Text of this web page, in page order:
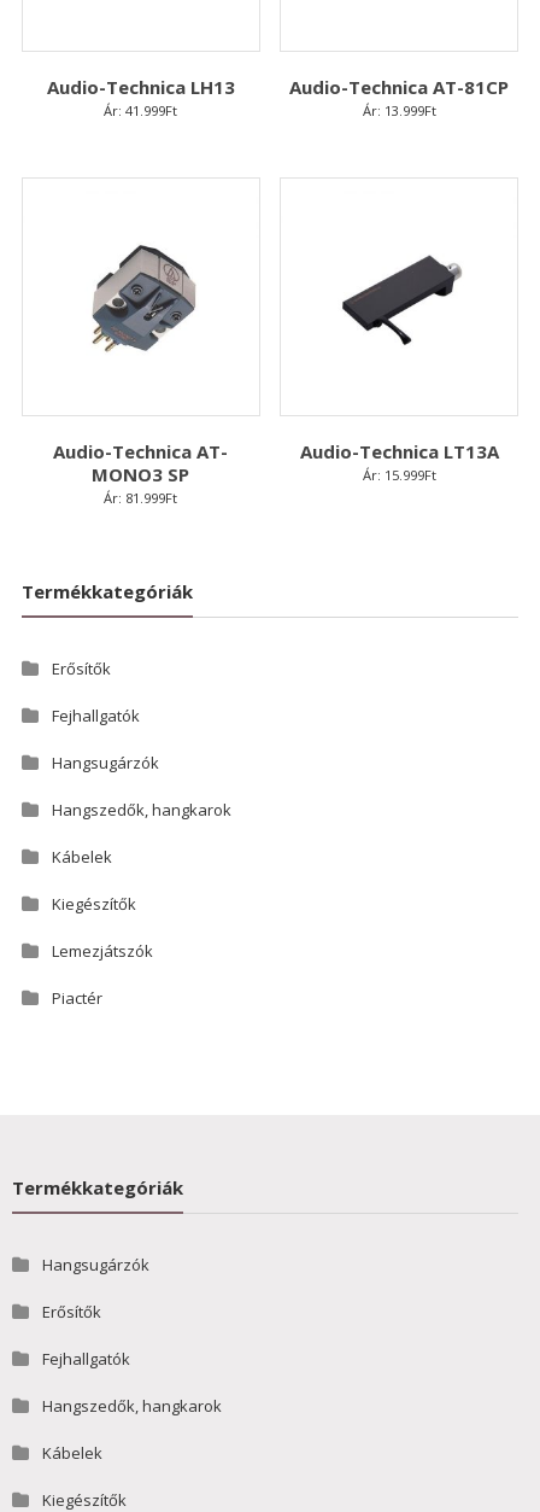
Audio-Technica LH13
Ár: 41.999Ft
Audio-Technica AT-81CP
Ár: 13.999Ft
Audio-Technica AT-
MONO3 SP
Ár: 81.999Ft
Audio-Technica LT13A
Ár: 15.999Ft
Termékkategóriák
Erősítők
Fejhallgatók
Hangsugárzók
Hangszedők, hangkarok
Kábelek
Kiegészítők
Lemezjátszók
Piactér
Termékkategóriák
Hangsugárzók
Erősítők
Fejhallgatók
Hangszedők, hangkarok
Kábelek
Kiegészítők